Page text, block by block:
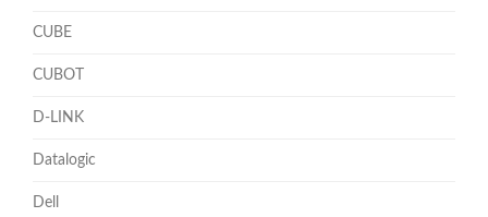
CUBE
CUBOT
D-LINK
Datalogic
Dell